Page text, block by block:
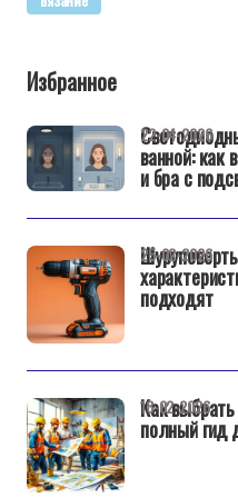
Избранное
ванной: как
и бра с
22-04-2026
подходят
25-02-2026
Как
полный гид
18-02-2026